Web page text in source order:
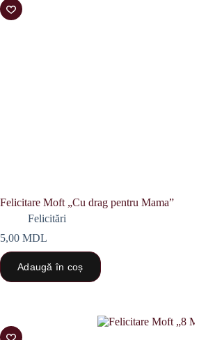
Felicitare Moft „Cu drag pentru Mama”
Felicitări
5,00 MDL
Adaugă în coș